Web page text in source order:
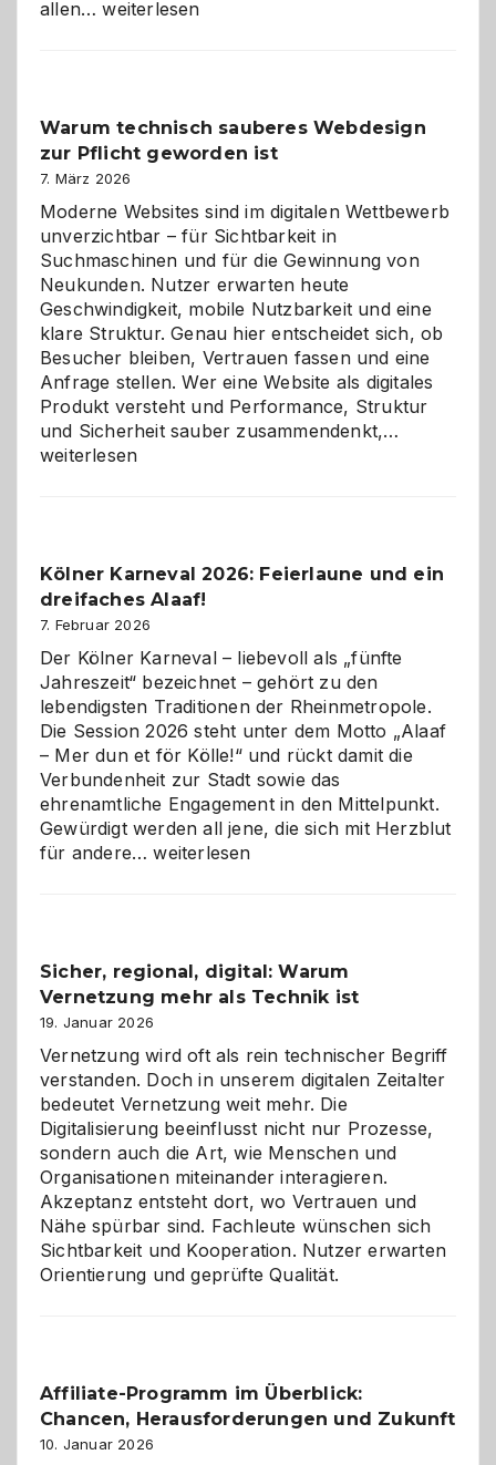
allen…Sudoku
den
Logikrätseln
weiterlesen
Warum technisch sauberes Webdesign
zur Pflicht geworden ist
7. März 2026
Moderne Websites sind im digitalen Wettbewerb
unverzichtbar – für Sichtbarkeit in
Suchmaschinen und für die Gewinnung von
Neukunden. Nutzer erwarten heute
Geschwindigkeit, mobile Nutzbarkeit und eine
klare Struktur. Genau hier entscheidet sich, ob
Besucher bleiben, Vertrauen fassen und eine
Anfrage stellen. Wer eine Website als digitales
Produkt versteht und Performance, Struktur
und Sicherheit sauber zusammendenkt,…
geworden
weiterlesen
Kölner Karneval 2026: Feierlaune und ein
dreifaches Alaaf!
7. Februar 2026
Der Kölner Karneval – liebevoll als „fünfte
Jahreszeit“ bezeichnet – gehört zu den
lebendigsten Traditionen der Rheinmetropole.
Die Session 2026 steht unter dem Motto „Alaaf
– Mer dun et för Kölle!“ und rückt damit die
Verbundenheit zur Stadt sowie das
ehrenamtliche Engagement in den Mittelpunkt.
Gewürdigt werden all jene, die sich mit Herzblut
für andere…Kölner
ein
dreifaches
Alaaf!
weiterlesen
Sicher, regional, digital: Warum
Vernetzung mehr als Technik ist
19. Januar 2026
Vernetzung wird oft als rein technischer Begriff
verstanden. Doch in unserem digitalen Zeitalter
bedeutet Vernetzung weit mehr. Die
Digitalisierung beeinflusst nicht nur Prozesse,
sondern auch die Art, wie Menschen und
Organisationen miteinander interagieren.
Akzeptanz entsteht dort, wo Vertrauen und
Nähe spürbar sind. Fachleute wünschen sich
Sichtbarkeit und Kooperation. Nutzer erwarten
Orientierung und geprüfte Qualität.
Affiliate-Programm im Überblick:
Chancen, Herausforderungen und Zukunft
10. Januar 2026